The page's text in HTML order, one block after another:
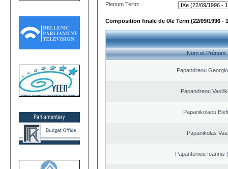
Plenum Term:
Composition finale de IXe Term (22/09/1996 -
Nom et Prénom
Papandreou
Papandreou
Papanikolaou
Papanikolas
Papantoniou Ioannis